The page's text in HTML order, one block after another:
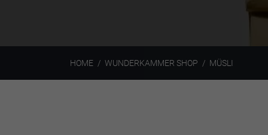
HOME WUNDERKAMMER SHOP MÜSLI